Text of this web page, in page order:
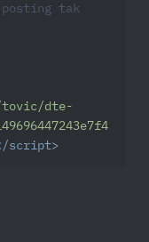
tak
tovic/dte-
script>